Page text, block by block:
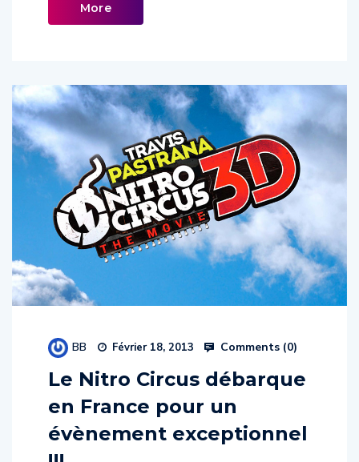
Le Nitro Circus débarque
en France pour un
évènement exceptionnel
!!!